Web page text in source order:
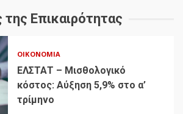
Επικαιρότητας
ΟΙΚΟΝΟΜΊΑ
ΕΛΣΤΑΤ – Μισθολογικό
κόστος: Αύξηση 5,9% στο α’
τρίμηνο